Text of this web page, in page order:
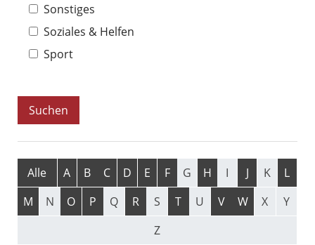
Sonstiges
Soziales & Helfen
Sport
Alle A B C D E F G H I J K
L
M
N O P Q R S T U V W X
Y
Z